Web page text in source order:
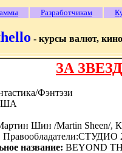
Разработчикам
- курсы валют,
ЗА
Фэнтэзи
Шин /Martin Sheen/,
Правообладатели:СТУДИО
название: BEYOND